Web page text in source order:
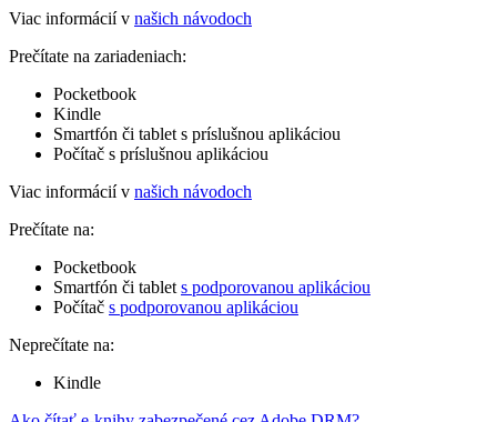
Viac informácií v našich návodoch
Prečítate na zariadeniach:
Pocketbook
Kindle
Smartfón či tablet s príslušnou aplikáciou
Počítač s príslušnou aplikáciou
Viac informácií v našich návodoch
Prečítate na:
Pocketbook
Smartfón či tablet s podporovanou aplikáciou
Počítač s podporovanou aplikáciou
Neprečítate na:
Kindle